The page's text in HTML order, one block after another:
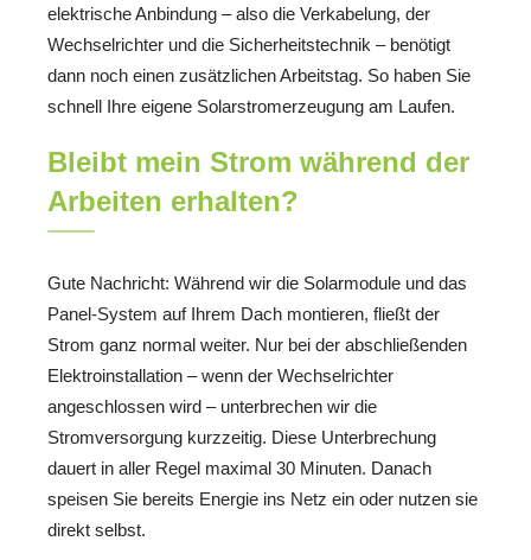
elektrische Anbindung – also die Verkabelung, der
Wechselrichter und die Sicherheitstechnik – benötigt
dann noch einen zusätzlichen Arbeitstag. So haben Sie
schnell Ihre eigene Solarstromerzeugung am Laufen.
Bleibt mein Strom während der
Arbeiten erhalten?
Gute Nachricht: Während wir die Solarmodule und das
Panel-System auf Ihrem Dach montieren, fließt der
Strom ganz normal weiter. Nur bei der abschließenden
Elektroinstallation – wenn der Wechselrichter
angeschlossen wird – unterbrechen wir die
Stromversorgung kurzzeitig. Diese Unterbrechung
dauert in aller Regel maximal 30 Minuten. Danach
speisen Sie bereits Energie ins Netz ein oder nutzen sie
direkt selbst.